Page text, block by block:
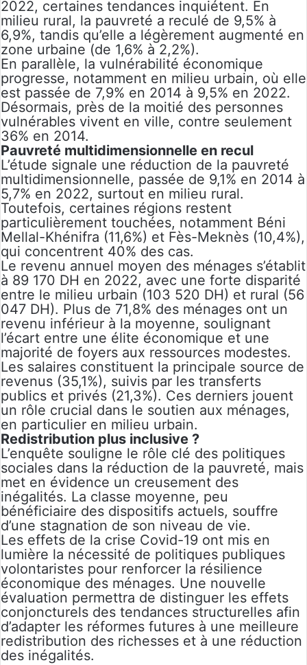
2022, certaines tendances inquiétent. En
milieu rural, la pauvreté a reculé de 9,5% à
6,9%, tandis qu’elle a légèrement augmenté en
zone urbaine (de 1,6% à 2,2%).
En parallèle, la vulnérabilité économique
progresse, notamment en milieu urbain, où elle
est passée de 7,9% en 2014 à 9,5% en 2022.
Désormais, près de la moitié des personnes
vulnérables vivent en ville, contre seulement
36% en 2014.
Pauvreté multidimensionnelle en recul
L’étude signale une réduction de la pauvreté
multidimensionnelle, passée de 9,1% en 2014 à
5,7% en 2022, surtout en milieu rural.
Toutefois, certaines régions restent
particulièrement touchées, notamment Béni
Mellal-Khénifra (11,6%) et Fès-Meknès (10,4%),
qui concentrent 40% des cas.
Le revenu annuel moyen des ménages s’établit
à 89 170 DH en 2022, avec une forte disparité
entre le milieu urbain (103 520 DH) et rural (56
047 DH). Plus de 71,8% des ménages ont un
revenu inférieur à la moyenne, soulignant
l’écart entre une élite économique et une
majorité de foyers aux ressources modestes.
Les salaires constituent la principale source de
revenus (35,1%), suivis par les transferts
publics et privés (21,3%). Ces derniers jouent
un rôle crucial dans le soutien aux ménages,
en particulier en milieu urbain.
Redistribution plus inclusive ?
L’enquête souligne le rôle clé des politiques
sociales dans la réduction de la pauvreté, mais
met en évidence un creusement des
inégalités. La classe moyenne, peu
bénéficiaire des dispositifs actuels, souffre
d’une stagnation de son niveau de vie.
Les effets de la crise Covid-19 ont mis en
lumière la nécessité de politiques publiques
volontaristes pour renforcer la résilience
économique des ménages. Une nouvelle
évaluation permettra de distinguer les effets
conjoncturels des tendances structurelles afin
d’adapter les réformes futures à une meilleure
redistribution des richesses et à une réduction
des inégalités.